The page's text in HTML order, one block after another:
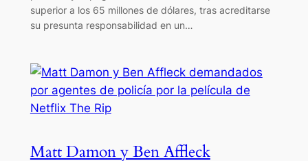
superior a los 65 millones de dólares, tras acreditarse
su presunta responsabilidad en un…
Matt Damon y Ben Affleck